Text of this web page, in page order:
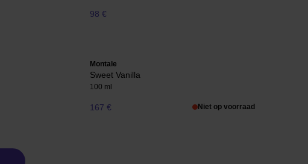
98 €
Montale
Sweet Vanilla
100 ml
167 € Niet op voorraad